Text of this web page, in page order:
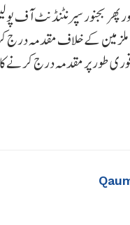
پھر بجنور سپرنٹنڈنٹ آف
کے خلاف مقدمہ درج کرکے
پر مقدمہ درج کرنے کا